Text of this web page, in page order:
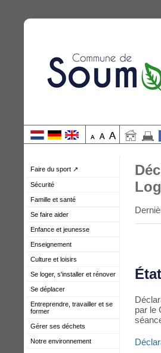
Faire du sport ↗
Sécurité
Famille et santé
Se faire aider
Enfance et jeunesse
Enseignement
Culture et loisirs
Se loger, s'installer et rénover
Se déplacer
Entreprendre, travailler et se
former
Gérer ses déchets
Notre environnement
par le